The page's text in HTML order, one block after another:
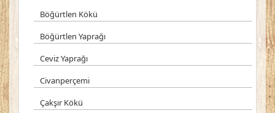
Böğürtlen Kökü
Böğürtlen Yaprağı
Ceviz Yaprağı
Civanperçemi
Çakşır Kökü